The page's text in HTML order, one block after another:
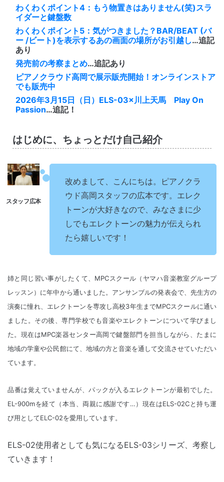
わくわくポイント4：もう物置きはありません(笑)スラ
イダーと鍵盤数
わくわくポイント5：気がつきました？BAR/BEAT (バ
ー /ビート)を表示するあの画面の場所がお引越し…追記
あり
発売前の考察まとめ…追記あり
ピアノクラウド高岡で展示販売開始！オンラインストア
でも販売中
2026年3月15日（日）ELS-03×川上天馬 Play On
Passion…追記！
はじめに、ちょっとだけ自己紹介
改めまして、こんにちは。ピアノクラ
ウド高岡スタッフの広本です。エレク
トーンが大好きなので、みなさまに少
しでもエレクトーンの魅力が伝えられ
たら嬉しいです！
姉と同じ習い事がしたくて、MPCスクール（ヤマハ音楽教室グループ
レッスン）に年中から通いました。アンサンブルの発表会で、先生方の
演奏に憧れ、エレクトーンを専攻し高校3年生までMPCスクールに通い
ました。その後、専門学校でも音楽やエレクトーンについて学びまし
た。現在はMPC楽器センター高岡で鍵盤部門を担当しながら、たまに
地域の学童や公民館にて、地域の方と音楽を通して交流させていただい
ています。
品番は覚えていませんが、パックが入るエレクトーンが最初でした。
EL-900mを経て（本当、両親に感謝です…）現在はELS-02Cと持ち運
び用としてELC-02を愛用しています。
ELS-02使用者としても気になるELS-03シリーズ、考察し
ていきます！